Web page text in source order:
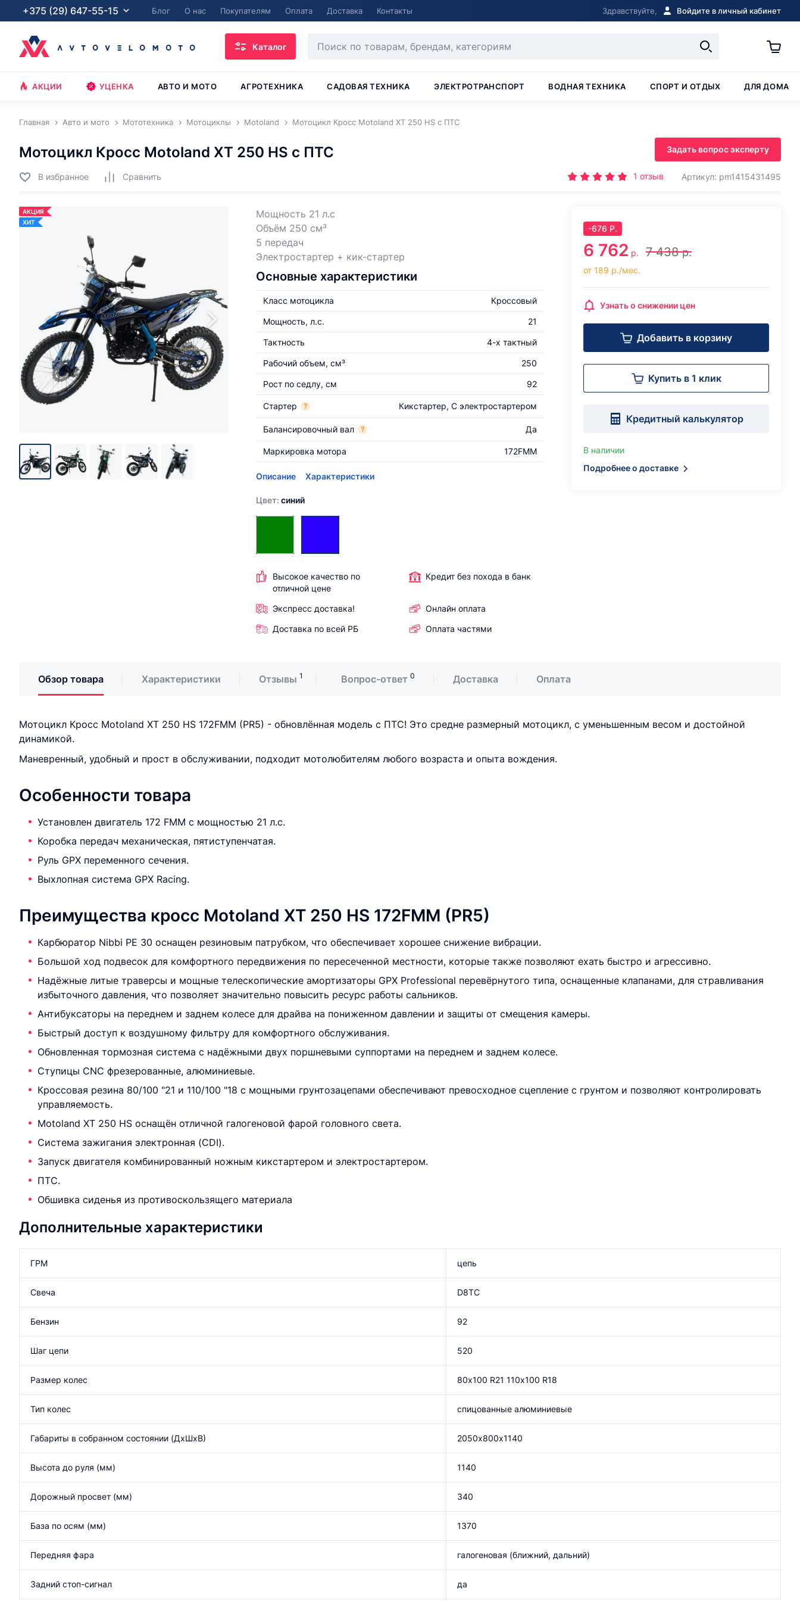
+375 (29) 647-55-15 Блог О нас Покупателям Оплата Доставка Контакты Здравствуйте, Войдите в личный кабинет
Каталог
АКЦИИ УЦЕНКА АВТО И МОТО АГРОТЕХНИКА САДОВАЯ ТЕХНИКА ЭЛЕКТРОТРАНСПОРТ ВОДНАЯ ТЕХНИКА СПОРТ И ОТДЫХ ДЛЯ ДОМА
Главная Авто и мото Мототехника Мотоциклы Motoland Мотоцикл Кросс Motoland XT 250 HS с ПТС
Мотоцикл Кросс Motoland XT 250 HS с ПТС Задать вопрос эксперту
В избранное Cравнить 1 отзыв Артикул: pm1415431495
АКЦИЯ
ХИТ
Мощность 21 л.с
Объём 250 см³
5 передач
Электростартер + кик-стартер
Основные характеристики
Класс мотоцикла Кроссовый
Мощность, л.с. 21
Тактность 4-х тактный
Рабочий объем, см³ 250
Рост по седлу, см 92
Стартер ? Кикстартер, С электростартером
Балансировочный вал ? Да
Маркировка мотора 172FMM
Описание Характеристики
Цвет: синий
Высокое качество по
отличной цене
Кредит без похода в банк
Экспресс доставка!
Онлайн оплата
Доставка по всей РБ
Оплата частями
-676 Р.
6 762 р. 7 438 р.
от 189 р./мес.
Узнать о снижении цен
Добавить в корзину
Купить в 1 клик
Кредитный калькулятор
В наличии
Подробнее о доставке
Обзор товара Характеристики Отзывы 1 Вопрос-ответ 0 Доставка Оплата
Мотоцикл Кросс Motoland XT 250 HS 172FMM (PR5) - обновлённая модель с ПТС! Это средне размерный мотоцикл, с уменьшенным весом и достойной
динамикой.
Маневренный, удобный и прост в обслуживании, подходит мотолюбителям любого возраста и опыта вождения.
Особенности товара
Установлен двигатель 172 FMM c мощностью 21 л.с.
Коробка передач механическая, пятиступенчатая.
Руль GPX переменного сечения.
Выхлопная система GPX Racing.
Преимущества кросс Motoland XT 250 HS 172FMM (PR5)
Карбюратор Nibbi PE 30 оснащен резиновым патрубком, что обеспечивает хорошее снижение вибрации.
Большой ход подвесок для комфортного передвижения по пересеченной местности, которые также позволяют ехать быстро и агрессивно.
Надёжные литые траверсы и мощные телескопические амортизаторы GPX Professional перевёрнутого типа, оснащенные клапанами, для стравливания
избыточного давления, что позволяет значительно повысить ресурс работы сальников.
Антибуксаторы на переднем и заднем колесе для драйва на пониженном давлении и защиты от смещения камеры.
Быстрый доступ к воздушному фильтру для комфортного обслуживания.
Обновленная тормозная система с надёжными двух поршневыми суппортами на переднем и заднем колесе.
Ступицы CNC фрезерованные, алюминиевые.
Кроссовая резина 80/100 "21 и 110/100 "18 с мощными грунтозацепами обеспечивают превосходное сцепление с грунтом и позволяют контролировать
управляемость.
Motoland XT 250 HS оснащён отличной галогеновой фарой головного света.
Система зажигания электронная (CDI).
Запуск двигателя комбинированный ножным кикстартером и электростартером.
ПТС.
Обшивка сиденья из противоскользящего материала
Дополнительные характеристики
ГРМ цепь
Свеча D8TC
Бензин 92
Шаг цепи 520
Размер колес 80х100 R21 110х100 R18
Тип колес спицованные алюминиевые
Габариты в собранном состоянии (ДхШхВ) 2050х800х1140
Высота до руля (мм) 1140
Дорожный просвет (мм) 340
База по осям (мм) 1370
Передняя фара галогеновая (ближний, дальний)
Задний стоп-сигнал да